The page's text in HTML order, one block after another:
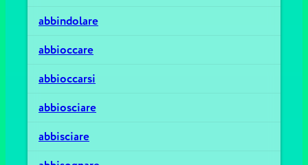
abbindolare
abbioccare
abbioccarsi
abbiosciare
abbisciare